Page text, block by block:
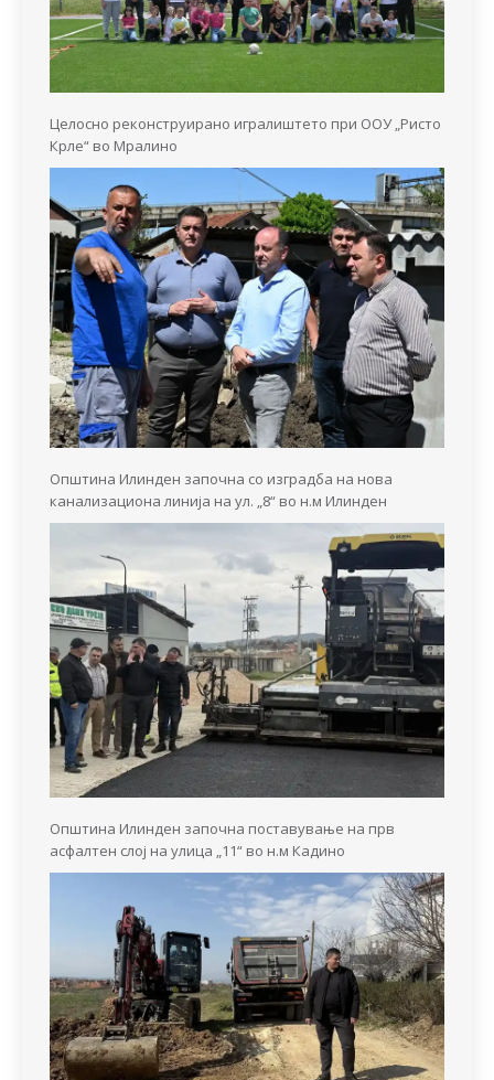
Целосно реконструирано игралиштето при ООУ „Ристо
Крле“ во Мралино
Општина Илинден започна со изградба на нова
канализациона линија на ул. „8“ во н.м Илинден
Општина Илинден започна поставување на прв
асфалтен слој на улица „11“ во н.м Кадино